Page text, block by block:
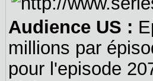
Audience US :
millions par
pour l'episode